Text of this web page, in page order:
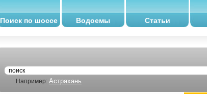
Поиск по шоссе Водоемы Статьи
Например: Астрахань